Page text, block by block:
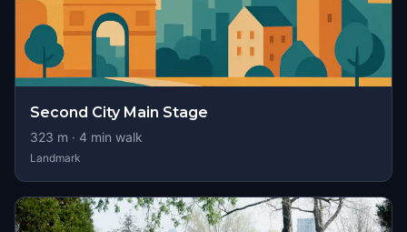
Second City Main Stage
323 m · 4 min walk
Landmark